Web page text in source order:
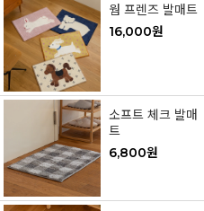
웜 프렌즈 발매트
16,000원
소프트 체크 발매
트
6,800원